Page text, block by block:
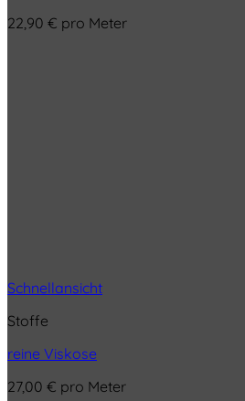
22,90 € pro Meter
Schnellansicht
Stoffe
reine Viskose
27,00 € pro Meter